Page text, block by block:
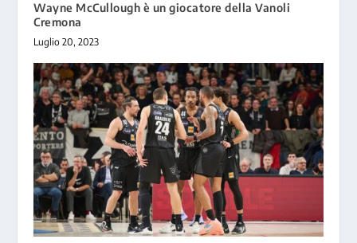
Wayne McCullough è un giocatore della Vanoli
Cremona
Luglio 20, 2023